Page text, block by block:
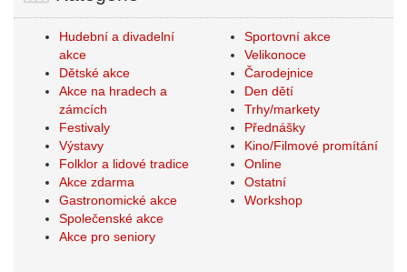
Hudební a divadelní
akce
Dětské akce
Akce na hradech a
zámcích
Festivaly
Výstavy
Folklor a lidové tradice
Akce zdarma
Gastronomické akce
Společenské akce
Akce pro seniory
Sportovní akce
Velikonoce
Čarodejnice
Den dětí
Trhy/markety
Přednášky
Kino/Filmové promítání
Online
Ostatní
Workshop